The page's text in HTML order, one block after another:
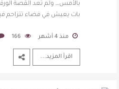
بالأمس… ولم تعد القصة
بات يعيش في فضاء تتزاحم
منذ 4 أشهر 166
اقرأ المزيد...